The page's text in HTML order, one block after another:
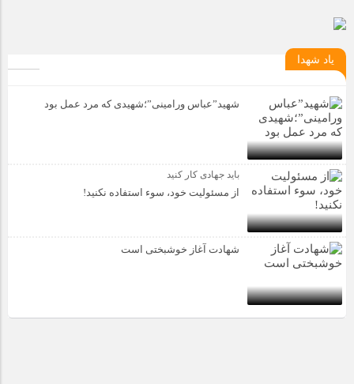
یاد شهدا
شهید”عباس ورامینی”؛شهیدی که مرد عمل بود
باید جهادی کار کنید
از مسئولیت خود، سوء استفاده نکنید!
شهادت آغاز خوشبختی است